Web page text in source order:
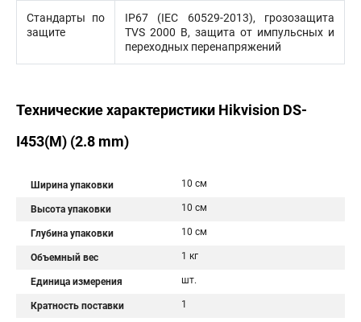
Стандарты по
защите
IP67 (IEC 60529-2013), грозозащита
TVS 2000 В, защита от импульсных и
переходных перенапряжений
Технические характеристики Hikvision DS-
I453(M) (2.8 mm)
Ширина упаковки 10 см
Высота упаковки 10 см
Глубина упаковки 10 см
Объемный вес 1 кг
Единица измерения шт.
Кратность поставки 1